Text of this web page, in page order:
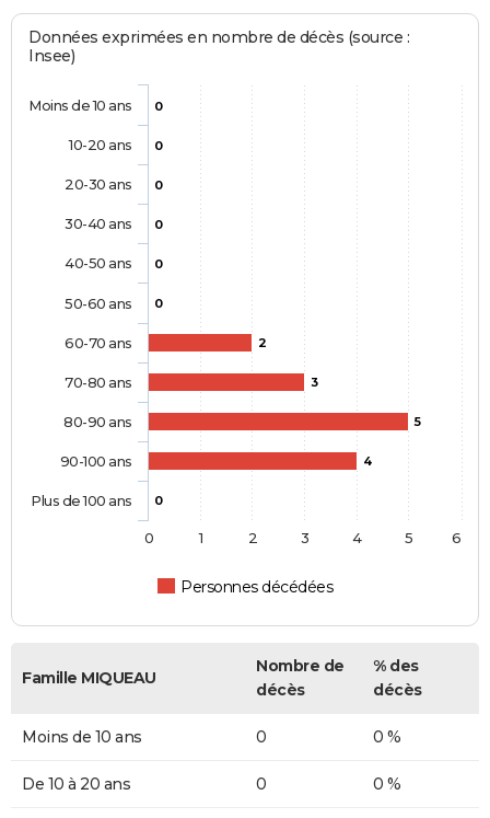
Données exprimées en nombre de décès (source :
Insee)
0
0
0
0
0
0
2
3
5
4
0
Personnes décédées
Moins de 10 ans
10-20 ans
20-30 ans
30-40 ans
40-50 ans
50-60 ans
60-70 ans
70-80 ans
80-90 ans
90-100 ans
Plus de 100 ans
0 1 2 3 4 5 6
Famille MIQUEAU
Nombre de
décès
% des
décès
Moins de 10 ans 0 0 %
De 10 à 20 ans 0 0 %